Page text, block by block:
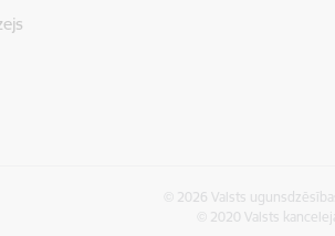
© 2026 Valsts
© 2020 Valsts